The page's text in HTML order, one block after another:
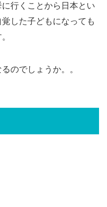
行くことから日本とい
した子どもになっても
のでしょうか。。